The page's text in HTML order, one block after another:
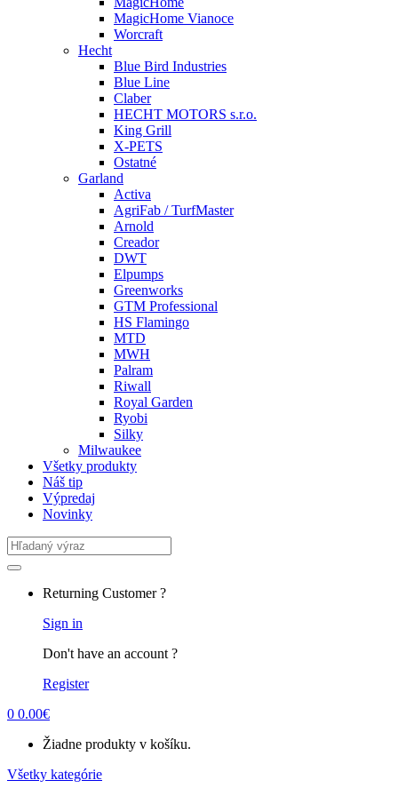
MagicHome Vianoce
Worcraft
Hecht
Blue Bird Industries
Blue Line
Claber
HECHT MOTORS s.r.o.
King Grill
X-PETS
Ostatné
Garland
Activa
AgriFab / TurfMaster
Arnold
Creador
DWT
Elpumps
Greenworks
GTM Professional
HS Flamingo
MTD
MWH
Palram
Riwall
Royal Garden
Ryobi
Silky
Milwaukee
Všetky produkty
Náš tip
Výpredaj
Novinky
Search
for:
Returning Customer ?
Sign in
Don't have an account ?
Register
0 0.00€
Žiadne produkty v košíku.
Všetky kategórie